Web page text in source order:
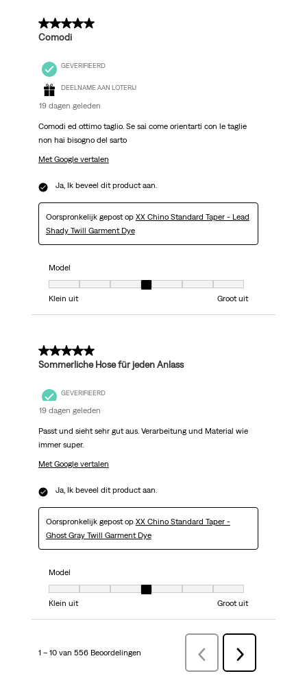
5 van 5 sterren.
Comodi
GEVERIFIEERD
DEELNAME AAN LOTERIJ
19 dagen geleden
Comodi ed ottimo taglio. Se sai come orientarti con le taglie
non hai bisogno del sarto
Met Google vertalen
Ja, Ik beveel dit product aan.
Oorspronkelijk gepost op XX Chino Standard Taper - Lead
Shady Twill Garment Dye
Model
Model, 4 van 7, waarbij 1 gelijk is aan Klein uit en 7 gelijk is aan Groot uit
Klein uit
Groot uit
5 van 5 sterren.
Sommerliche Hose für jeden Anlass
GEVERIFIEERD
19 dagen geleden
Passt und sieht sehr gut aus. Verarbeitung und Material wie
immer super.
Met Google vertalen
Ja, Ik beveel dit product aan.
Oorspronkelijk gepost op XX Chino Standard Taper -
Ghost Gray Twill Garment Dye
Model
Model, 4 van 7, waarbij 1 gelijk is aan Klein uit en 7 gelijk is aan Groot uit
Klein uit
Groot uit
1 – 10 van 556 Beoordelingen VorigeBeoordelingen
Volgende
Beoordelingen